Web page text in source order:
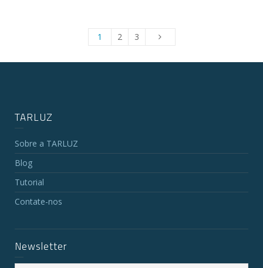
1 2 3
TARLUZ
Sobre a TARLUZ
Blog
Tutorial
Contate-nos
Newsletter